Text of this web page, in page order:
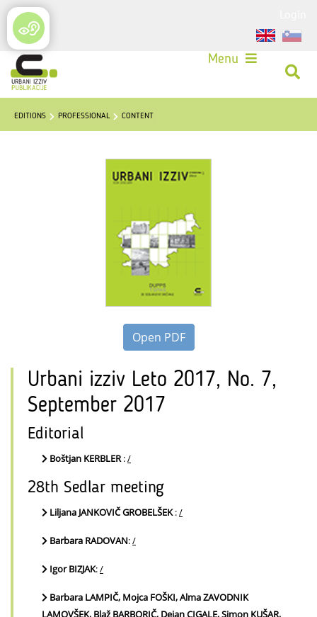
Menu
EDITIONS PROFESSIONAL CONTENT
Open PDF
Urbani izziv Leto 2017, No. 7,
September 2017
Editorial
Boštjan KERBLER:/
28th Sedlar meeting
Liljana JANKOVIČ GROBELŠEK:/
Barbara RADOVAN:/
Igor BIZJAK:/
Barbara LAMPIČ, Mojca FOŠKI, Alma ZAVODNIK
LAMOVŠEK, Blaž BARBORIČ, Dejan CIGALE, Simon KUŠAR,